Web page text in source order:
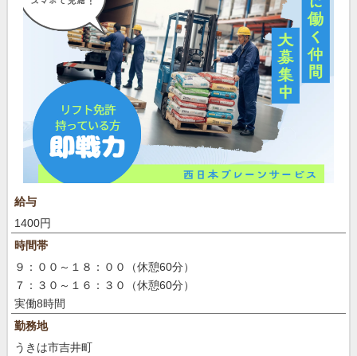
給与
1400円
時間帯
９：００～１８：００（休憩60分）
７：３０～１６：３０（休憩60分）
実働8時間
勤務地
うきは市吉井町